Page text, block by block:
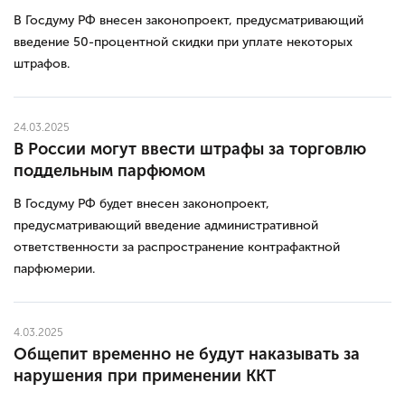
В Госдуму РФ внесен законопроект, предусматривающий
введение 50-процентной скидки при уплате некоторых
штрафов.
24.03.2025
В России могут ввести штрафы за торговлю
поддельным парфюмом
В Госдуму РФ будет внесен законопроект,
предусматривающий введение административной
ответственности за распространение контрафактной
парфюмерии.
4.03.2025
Общепит временно не будут наказывать за
нарушения при применении ККТ